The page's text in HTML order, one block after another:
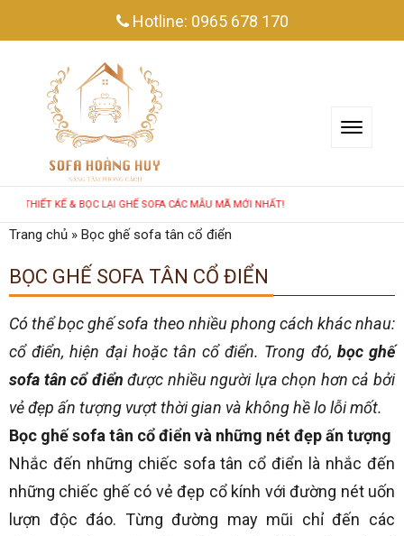
Hotline: 0965 678 170
KẾ & BỌC LẠI GHẾ SOFA CÁC MẪU MÃ MỚI NHẤT!
Trang chủ » Bọc ghế sofa tân cổ điển
BỌC GHẾ SOFA TÂN CỔ ĐIỂN
Có thể bọc ghế sofa theo nhiều phong cách khác nhau:
cổ điển, hiện đại hoặc tân cổ điển. Trong đó, bọc ghế
sofa tân cổ điển được nhiều người lựa chọn hơn cả bởi
vẻ đẹp ấn tượng vượt thời gian và không hề lo lỗi mốt.
Bọc ghế sofa tân cổ điển và những nét đẹp ấn tượng
Nhắc đến những chiếc sofa tân cổ điển là nhắc đến
những chiếc ghế có vẻ đẹp cổ kính với đường nét uốn
lượn độc đáo. Từng đường may mũi chỉ đến các